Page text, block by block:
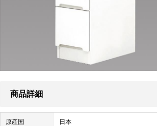
商品詳細
原産国 日本